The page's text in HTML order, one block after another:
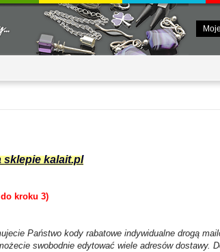
sklepie kalait.pl
kroku 3)
Państwo kody rabatowe indywidualne drogą
swobodnie edytować wiele adresów dostawy.